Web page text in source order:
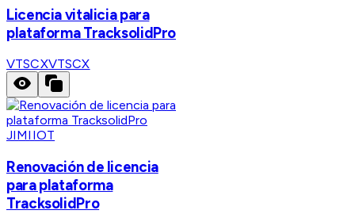
Licencia vitalicia para
plataforma TracksolidPro
VTSCXVTSCX
JIMIIOT
Renovación de licencia
para plataforma
TracksolidPro